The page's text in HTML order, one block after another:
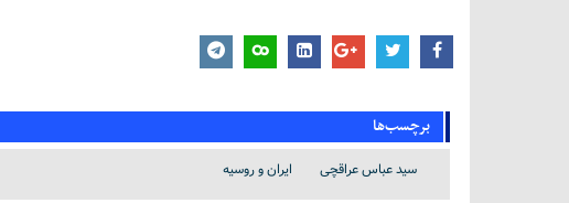
برچسب‌ها
سید عباس عراقچی ایران و روسیه